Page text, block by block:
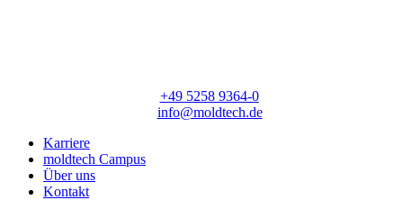
+49 5258 9364-0
info@moldtech.de
Karriere
moldtech Campus
Über uns
Kontakt